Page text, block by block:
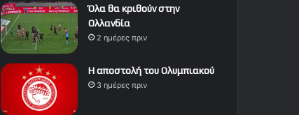
Όλα θα κριθούν στην
Ολλανδία
2 ημέρες πριν
Η αποστολή του Ολυμπιακού
3 ημέρες πριν